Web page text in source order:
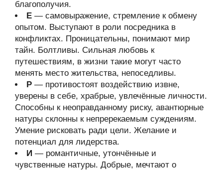
благополучия.
Е — самовыражение, стремление к обмену
опытом. Выступают в роли посредника в
конфликтах. Проницательны, понимают мир
тайн. Болтливы. Сильная любовь к
путешествиям, в жизни такие могут часто
менять место жительства, непоседливы.
Р — противостоят воздействию извне,
уверены в себе, храбрые, увлечённые личности.
Способны к неоправданному риску, авантюрные
натуры склонны к непререкаемым суждениям.
Умение рисковать ради цели. Желание и
потенциал для лидерства.
И — романтичные, утончённые и
чувственные натуры. Добрые, мечтают о